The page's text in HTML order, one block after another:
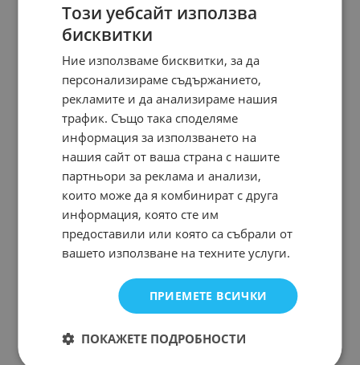
Този уебсайт използва
бисквитки
Ние използваме бисквитки, за да
персонализираме съдържанието,
рекламите и да анализираме нашия
трафик. Също така споделяме
информация за използването на
нашия сайт от ваша страна с нашите
партньори за реклама и анализи,
които може да я комбинират с друга
информация, която сте им
предоставили или която са събрали от
вашето използване на техните услуги.
ПРИЕМЕТЕ ВСИЧКИ
ПОКАЖЕТЕ ПОДРОБНОСТИ